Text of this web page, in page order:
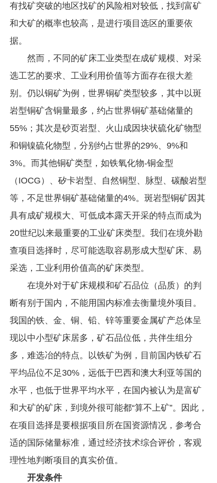
有找矿突破的地区找矿的风险相对较低，找到富矿
和大矿的概率也较高，是进行项目选区的重要依
据。
然而，不同的矿床工业类型在成矿规模、对采
选工艺的要求、工业利用价值等方面存在很大差
别。仍以铜矿为例，世界铜矿类型较多，其中以斑
岩型铜矿含铜量最多，约占世界铜矿基础储量的
55%；其次是砂页岩型、火山成因块状硫化矿物型
和铜镍硫化物型，分别约占世界的29%、9%和
3%。而其他铜矿类型，如铁氧化物-铜金型
（IOCG）、矽卡岩型、自然铜型、脉型、碳酸岩型
等，不足世界铜矿基础储量的4%。斑岩型铜矿因其
具有成矿规模大、可低成本露天开采的特点而成为
20世纪以来最重要的工业矿床类型。我们在境外勘
查项目选择时，尽可能选取容易形成大型矿床、易
采选，工业利用价值高的矿床类型。
在境外对于矿床规模和矿石品位（品质）的判
断有别于国内，不能用国内标准去衡量境外项目。
我国的铁、金、铜、铅、锌等重要金属矿产总体呈
现以中小型矿床居多，矿石品位低，共伴生组分
多，难选冶的特点。以铁矿为例，目前国内铁矿石
平均品位不足30%，远低于巴西和澳大利亚等国的
水平，也低于世界平均水平，在国内被认为是富矿
和大矿的矿床，到境外很可能都“算不上矿”。因此，
在项目选择是要根据项目所在国资源情况，参考合
适的国际储量标准，通过经济技术综合评价，客观
理性地判断项目的真实价值。
开发条件